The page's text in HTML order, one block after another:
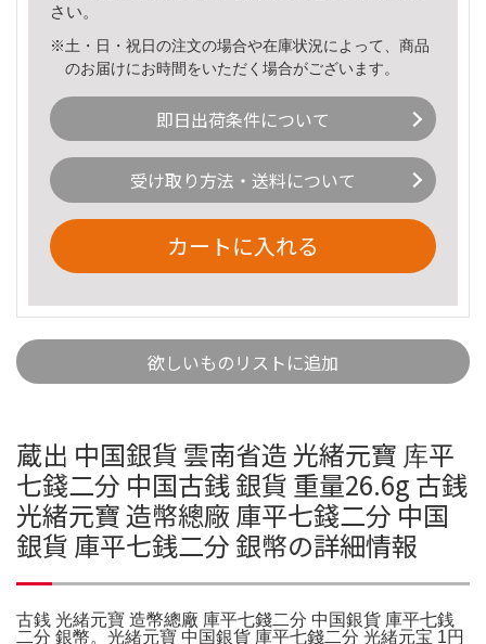
さい。
※土・日・祝日の注文の場合や在庫状況によって、商品
のお届けにお時間をいただく場合がございます。
即日出荷条件について
受け取り方法・送料について
カートに入れる
欲しいものリストに追加
蔵出 中国銀貨 雲南省造 光緒元寶 库平
七錢二分 中国古銭 銀貨 重量26.6g 古銭
光緒元寶 造幣總廠 庫平七錢二分 中国
銀貨 庫平七銭二分 銀幣の詳細情報
古銭 光緒元寶 造幣總廠 庫平七錢二分 中国銀貨 庫平七銭
二分 銀幣。光緒元寶 中国銀貨 庫平七錢二分 光緒元宝 1円